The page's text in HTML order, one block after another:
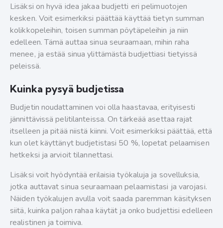
Lisäksi on hyvä idea jakaa budjetti eri pelimuotojen
kesken. Voit esimerkiksi päättää käyttää tietyn summan
kolikkopeleihin, toisen summan pöytäpeleihin ja niin
edelleen. Tämä auttaa sinua seuraamaan, mihin raha
menee, ja estää sinua ylittämästä budjettiasi tietyissä
peleissä.
Kuinka pysyä budjetissa
Budjetin noudattaminen voi olla haastavaa, erityisesti
jännittävissä pelitilanteissa. On tärkeää asettaa rajat
itselleen ja pitää niistä kiinni. Voit esimerkiksi päättää, että
kun olet käyttänyt budjetistasi 50 %, lopetat pelaamisen
hetkeksi ja arvioit tilannettasi.
Lisäksi voit hyödyntää erilaisia työkaluja ja sovelluksia,
jotka auttavat sinua seuraamaan pelaamistasi ja varojasi.
Näiden työkalujen avulla voit saada paremman käsityksen
siitä, kuinka paljon rahaa käytät ja onko budjettisi edelleen
realistinen ja toimiva.